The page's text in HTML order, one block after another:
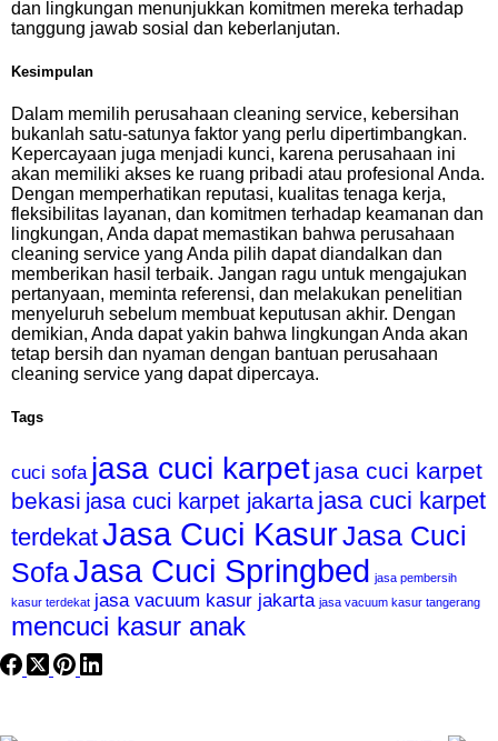
dan lingkungan menunjukkan komitmen mereka terhadap
tanggung jawab sosial dan keberlanjutan.
Kesimpulan
Dalam memilih perusahaan cleaning service, kebersihan
bukanlah satu-satunya faktor yang perlu dipertimbangkan.
Kepercayaan juga menjadi kunci, karena perusahaan ini
akan memiliki akses ke ruang pribadi atau profesional Anda.
Dengan memperhatikan reputasi, kualitas tenaga kerja,
fleksibilitas layanan, dan komitmen terhadap keamanan dan
lingkungan, Anda dapat memastikan bahwa perusahaan
cleaning service yang Anda pilih dapat diandalkan dan
memberikan hasil terbaik. Jangan ragu untuk mengajukan
pertanyaan, meminta referensi, dan melakukan penelitian
menyeluruh sebelum membuat keputusan akhir. Dengan
demikian, Anda dapat yakin bahwa lingkungan Anda akan
tetap bersih dan nyaman dengan bantuan perusahaan
cleaning service yang dapat dipercaya.
Tags
cuci sofa jasa cuci karpet jasa cuci karpet
bekasi jasa cuci karpet jakarta jasa cuci karpet
terdekatJasa Cuci KasurJasa Cuci
Sofa Jasa Cuci Springbed jasa pembersih
kasur terdekat jasa vacuum kasur jakarta jasa vacuum kasur tangerang
mencuci kasur anak